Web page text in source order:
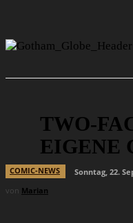
TWO-
EIGENE
COMIC-NEWS
Sonntag, 22.
von Marian